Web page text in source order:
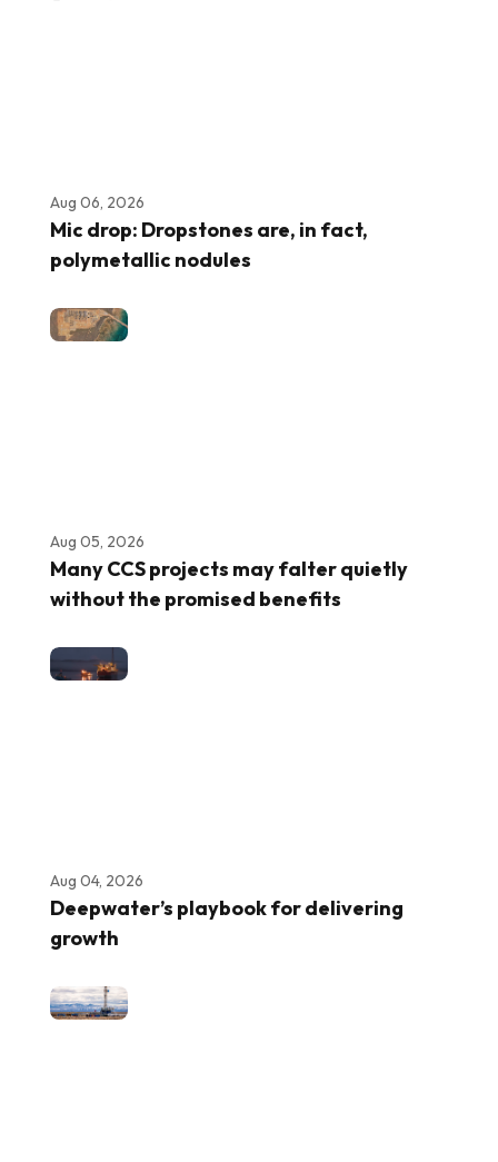
Aug 06, 2026
Mic drop: Dropstones are, in fact,
polymetallic nodules
Aug 05, 2026
Many CCS projects may falter quietly
without the promised benefits
Aug 04, 2026
Deepwater’s playbook for delivering
growth